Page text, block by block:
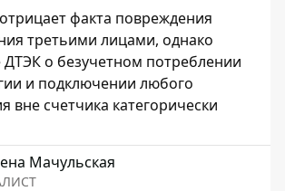
факта повреждения
третьими лицами, однако
ДТЭК о безучетном потреблении
и подключении любого
вне счетчика категорически
Мачульская